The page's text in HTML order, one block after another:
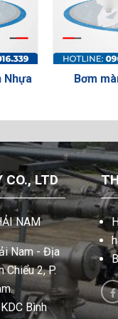
Bơm màng
CO., LTD
NAM
Nam - Địa
Chiểu 2, P.
Bình